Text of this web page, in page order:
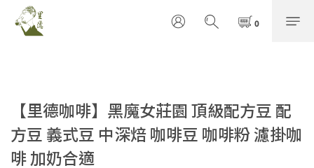
【里德咖啡】黑魔女莊園 頂級配方豆 配
方豆 義式豆 中深焙 咖啡豆 咖啡粉 濾掛咖
啡 加奶合適